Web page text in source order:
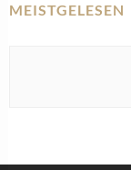
MEISTGELESEN